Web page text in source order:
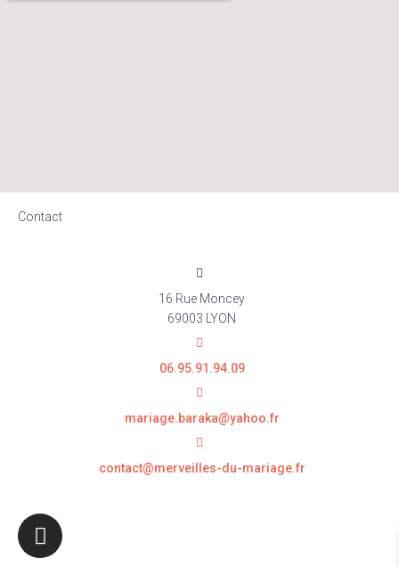
Contact
16 Rue Moncey
69003 LYON
06.95.91.94.09
mariage.baraka@yahoo.fr
contact@merveilles-du-mariage.fr